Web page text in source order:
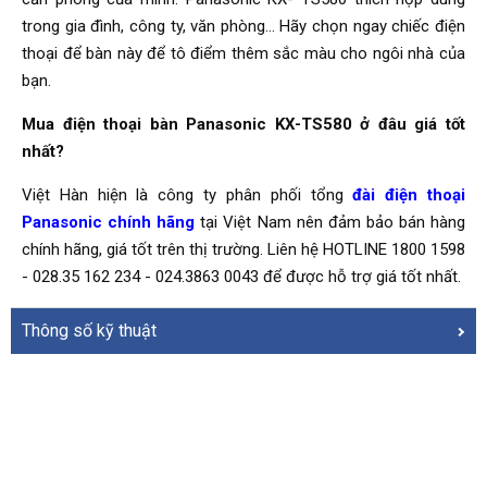
trong gia đình, công ty, văn phòng… Hãy chọn ngay chiếc điện
thoại để bàn này để tô điểm thêm sắc màu cho ngôi nhà của
bạn.
Mua điện thoại bàn Panasonic KX-TS580 ở đâu giá tốt
nhất?
Việt Hàn hiện là công ty phân phối tổngđài điện thoại
Panasonic chính hãng tại Việt Nam nên đảm bảo bán hàng
chính hãng, giá tốt trên thị trường. Liên hệ HOTLINE 1800 1598
- 028.35 162 234 - 024.3863 0043 để được hỗ trợ giá tốt nhất.
Thông số kỹ thuật